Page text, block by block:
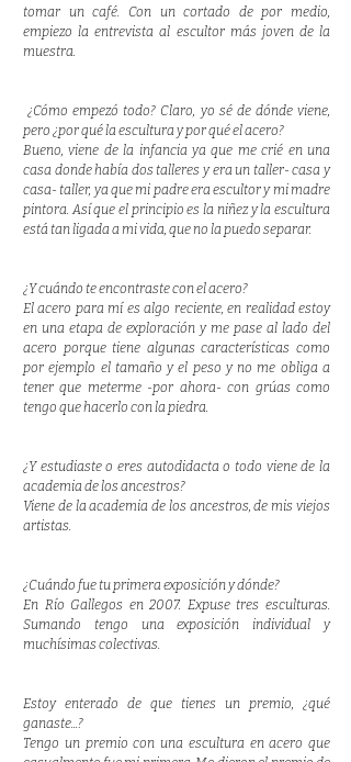
tomar un café. Con un cortado de por medio,
empiezo la entrevista al escultor más joven de la
muestra.
¿Cómo empezó todo? Claro, yo sé de dónde viene,
pero ¿por qué la escultura y por qué el acero?
Bueno, viene de la infancia ya que me crié en una
casa donde había dos talleres y era un taller- casa y
casa- taller, ya que mi padre era escultor y mi madre
pintora. Así que el principio es la niñez y la escultura
está tan ligada a mi vida, que no la puedo separar.
¿Y cuándo te encontraste con el acero?
El acero para mí es algo reciente, en realidad estoy
en una etapa de exploración y me pase al lado del
acero porque tiene algunas características como
por ejemplo el tamaño y el peso y no me obliga a
tener que meterme -por ahora- con grúas como
tengo que hacerlo con la piedra.
¿Y estudiaste o eres autodidacta o todo viene de la
academia de los ancestros?
Viene de la academia de los ancestros, de mis viejos
artistas.
¿Cuándo fue tu primera exposición y dónde?
En Río Gallegos en 2007. Expuse tres esculturas.
Sumando tengo una exposición individual y
muchísimas colectivas.
Estoy enterado de que tienes un premio, ¿qué
ganaste...?
Tengo un premio con una escultura en acero que